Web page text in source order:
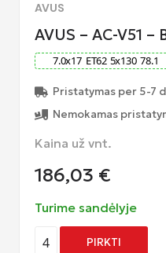
AVUS
AVUS – AC-V51 –
7.0x17 ET62 5x130 78.1
Pristatymas per 5-7
Nemokamas
Kaina už vnt.
186,03 €
Turime sandėlyje
4 PIRKTI